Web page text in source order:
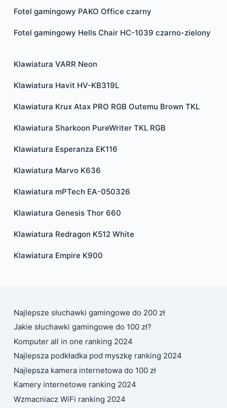
Fotel gamingowy PAKO Office czarny
Fotel gamingowy Hells Chair HC-1039 czarno-zielony
Klawiatura VARR Neon
Klawiatura Havit HV-KB319L
Klawiatura Krux Atax PRO RGB Outemu Brown TKL
Klawiatura Sharkoon PureWriter TKL RGB
Klawiatura Esperanza EK116
Klawiatura Marvo K636
Klawiatura mPTech EA-050326
Klawiatura Genesis Thor 660
Klawiatura Redragon K512 White
Klawiatura Empire K900
Najlepsze słuchawki gamingowe do 200 zł
Jakie słuchawki gamingowe do 100 zł?
Komputer all in one ranking 2024
Najlepsza podkładka pod myszkę ranking 2024
Najlepsza kamera internetowa do 100 zł
Kamery internetowe ranking 2024
Wzmacniacz WiFi ranking 2024